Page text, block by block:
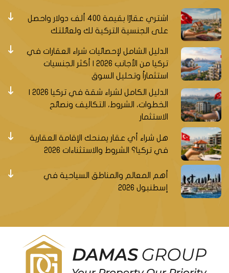
اشتري عقارًا بقيمة 400 ألف دولار واحصل
على الجنسية التركية لك ولعائلتك
الدليل الشامل لإحصائيات شراء العقارات في
تركيا من الأجانب 2026 | أكثر الجنسيات
استثماراً وتحليل السوق
الخطوات، الشروط، التكاليف ونصائح
الاستثمار
هل شراء أي عقار يمنحك الإقامة العقارية
في تركيا؟ الشروط والاستثناءات 2026
أهم المعالم والمناطق السياحية في
إسطنبول 2026